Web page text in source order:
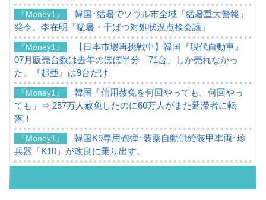
『Money1』
韓国･猛暑でソウル市全域「猛暑重大警報」
発令。李在明「猛暑・干ばつ対処状況点検会議」
『Money1』
【日本市場再挑戦中】韓国『現代自動車』
07月販売台数は去年のほぼ半分「71台」しか売れなかっ
た。『起亜』は9台だけ
『Money1』
韓国「信用赦免を何回やっても、何回やっ
ても」⇒ 257万人赦免したのに60万人がまた延滞者に転
落！
『Money1』
韓国K9専用砲弾･装薬自動供給装甲車両･珍
兵器「K10」が改良に乗り出す。